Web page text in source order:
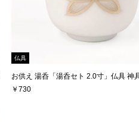
仏具
お供え 湯呑「湯呑セト 2.0寸」仏具 神
￥730